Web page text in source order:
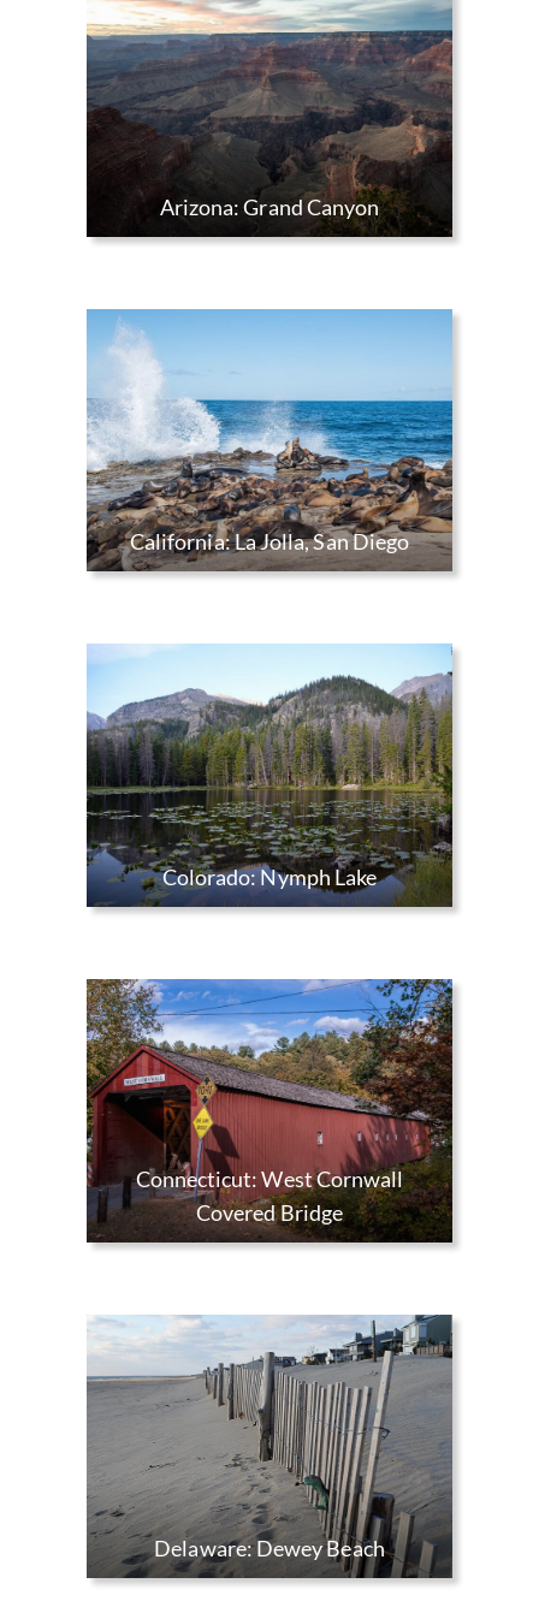
Arizona: Grand Canyon
California: La Jolla, San Diego
Colorado: Nymph Lake
Connecticut: West Cornwall
Covered Bridge
Delaware: Dewey Beach